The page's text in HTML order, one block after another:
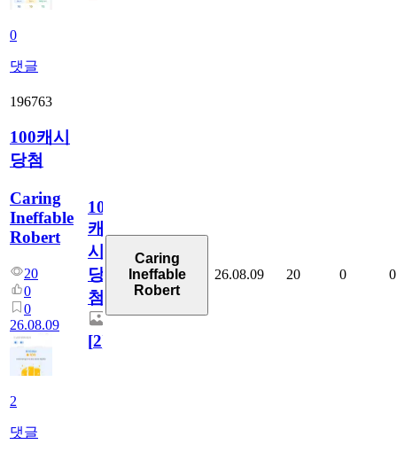
0
댓글
196763
100캐시
당첨
Caring
Ineffable
Robert
20
0
0
26.08.09
2
댓글
100
캐
시
당
첨
[2]
Caring
Ineffable
Robert
26.08.09 20 0 0